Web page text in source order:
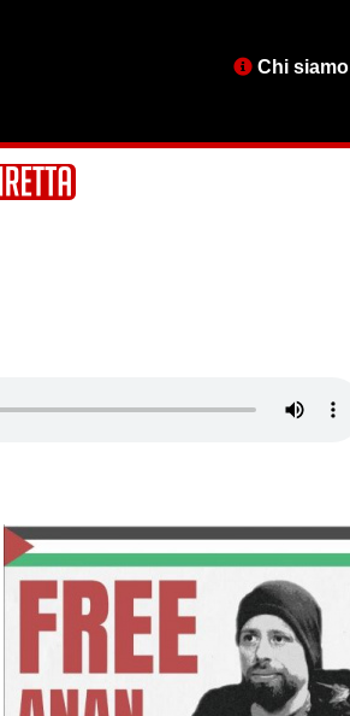
MenuChi siamo